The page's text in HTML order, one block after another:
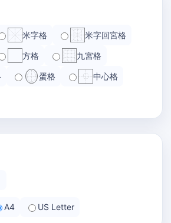
米字格 米字回宮格
方格 九宮格
蛋格 中心格
A4 US Letter